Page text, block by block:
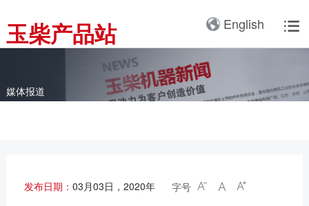
玉柴产品站 
English
产品与解决方案
卡车动力
工程机械动力
工业动力
发电系统
产品3D展厅
全球服务支持
服务理念
全球服务网络
海外服务网络
服务理念
服务理念与服务承诺
服务政策
我们的公司
研发实力
司始建于1951年，是一
媒体报道
发布日期： 03月03日，2020年 字号   